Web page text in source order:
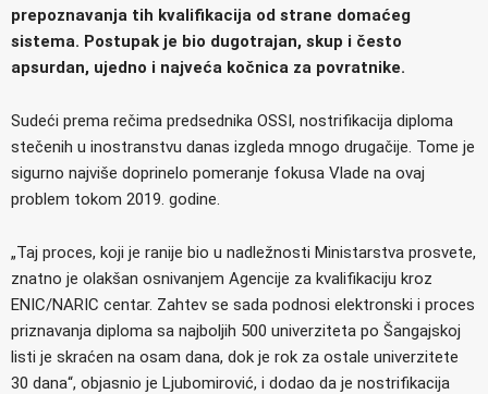
prepoznavanja tih kvalifikacija od strane domaćeg
sistema. Postupak je bio dugotrajan, skup i često
apsurdan, ujedno i najveća kočnica za povratnike.
Sudeći prema rečima predsednika OSSI, nostrifikacija diploma
stečenih u inostranstvu danas izgleda mnogo drugačije. Tome je
sigurno najviše doprinelo pomeranje fokusa Vlade na ovaj
problem tokom 2019. godine.
„Taj proces, koji je ranije bio u nadležnosti Ministarstva prosvete,
znatno je olakšan osnivanjem Agencije za kvalifikaciju kroz
ENIC/NARIC centar. Zahtev se sada podnosi elektronski i proces
priznavanja diploma sa najboljih 500 univerziteta po Šangajskoj
listi je skraćen na osam dana, dok je rok za ostale univerzitete
30 dana“, objasnio je Ljubomirović, i dodao da je nostrifikacija